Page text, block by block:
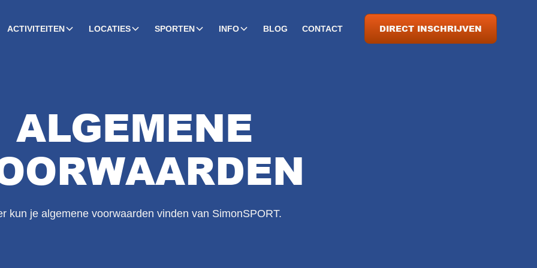
ACTIVITEITEN LOCATIES SPORTEN INFO BLOG CONTACT DIRECT INSCHRIJVEN
ALGEMENE
kun je algemene voorwaarden vinden van SimonSPORT.